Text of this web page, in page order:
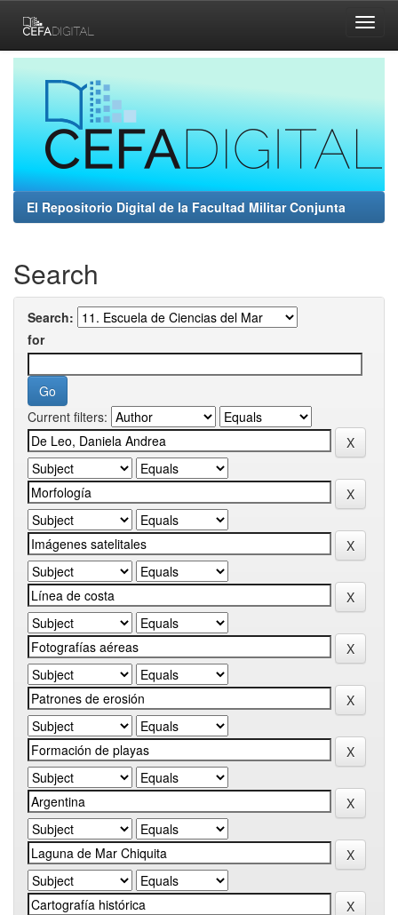
navigation
El Repositorio Digital de la Facultad Militar Conjunta
Search
Search:
for
Current filters: